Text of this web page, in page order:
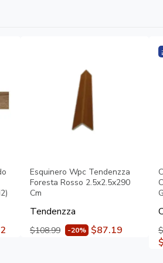
Esquinero Wpc Tendenzza
Foresta Rosso 2.5x2.5x290
Cm
Tendenzza
$108.99 -20% $87.19